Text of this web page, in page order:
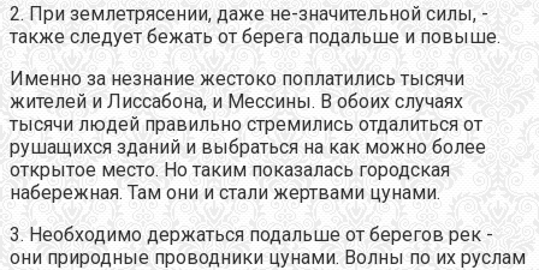
2. При землетрясении, даже не-значительной силы, -
также следует бежать от берега подальше и повыше.
Именно за незнание жестоко поплатились тысячи
жителей и Лиссабона, и Мессины. В обоих случаях
тысячи людей правильно стремились отдалиться от
рушащихся зданий и выбраться на как можно более
открытое место. Но таким показалась городская
набережная. Там они и стали жертвами цунами.
3. Необходимо держаться подальше от берегов рек -
они природные проводники цунами. Волны по их руслам